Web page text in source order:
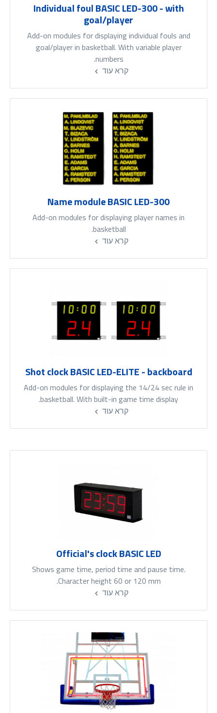
Individual foul BASIC LED-300 - with
goal/player
Add-on modules for displaying individual fouls and
goal/player in basketball. With variable player
numbers.
קרא עוד
Name module BASIC LED-300
Add-on modules for displaying player names in
basketball.
קרא עוד
Shot clock BASIC LED-ELITE - backboard
Add-on modules for displaying the 14/24 sec rule in
basketball. With built-in game time display.
קרא עוד
Official's clock BASIC LED
Shows game time, period time and pause time.
Character height 60 or 120 mm.
קרא עוד